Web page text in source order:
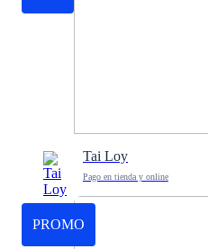
Tai Loy
Pago en tienda y online
PROMO